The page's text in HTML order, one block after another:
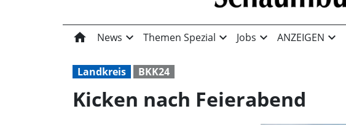
home News expand_more Themen Spezial expand_more Jobs expand_more ANZEIGEN expand_more
Landkreis BKK24
Kicken nach Feierabend